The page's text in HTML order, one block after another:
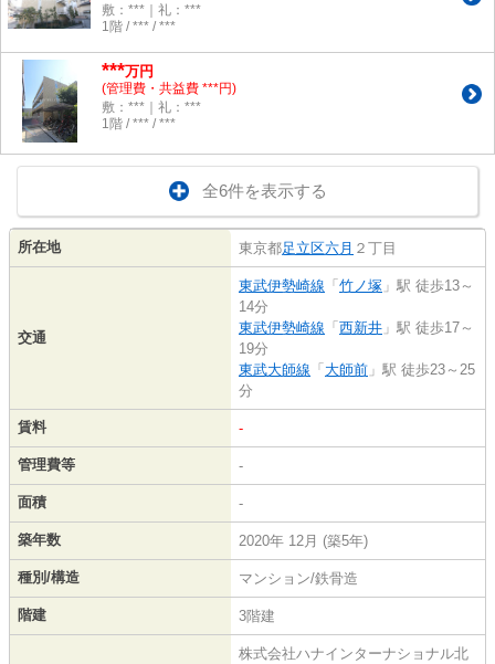
敷：***｜礼：***
1階 / *** / ***
***万円
(管理費・共益費 ***円)
敷：***｜礼：***
1階 / *** / ***
全6件を表示する
所在地 東京都足立区六月 ２丁目
交通
東武伊勢崎線 「竹ノ塚 」駅 徒歩13～
14分
東武伊勢崎線 「西新井 」駅 徒歩17～
19分
東武大師線 「大師前 」駅 徒歩23～25
分
賃料 -
管理費等 -
面積 -
築年数 2020年 12月 (築5年)
種別/構造 マンション/鉄骨造
階建 3階建
株式会社ハナインターナショナル北